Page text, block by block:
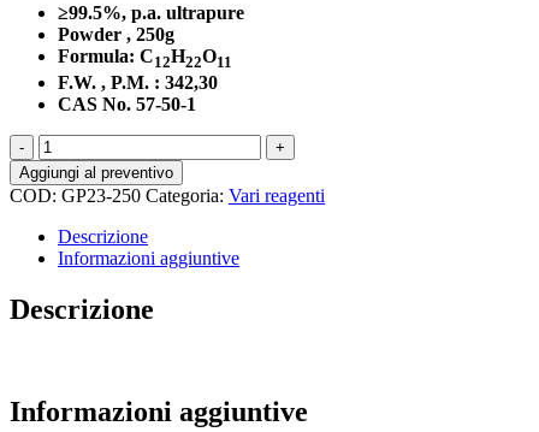
≥99.5%, p.a. ultrapure
Powder , 250g
Formula: C12H22O11
F.W. , P.M. : 342,30
CAS No. 57-50-1
Saccharose
or
Sucrose
250gr.
quantità
Aggiungi al preventivo
COD: GP23-250 Categoria: Vari reagenti
Descrizione
Informazioni aggiuntive
Descrizione
Informazioni aggiuntive